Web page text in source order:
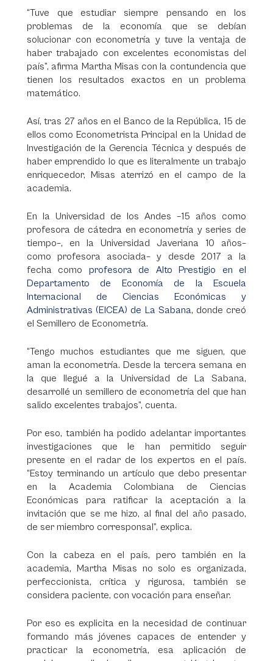
“Tuve que estudiar siempre pensando en los
problemas de la economía que se debían
solucionar con econometría y tuve la ventaja de
haber trabajado con excelentes economistas del
país”, afirma Martha Misas con la contundencia que
tienen los resultados exactos en un problema
matemático.
Así, tras 27 años en el Banco de la República, 15 de
ellos como Econometrista Principal en la Unidad de
Investigación de la Gerencia Técnica y después de
haber emprendido lo que es literalmente un trabajo
enriquecedor, Misas aterrizó en el campo de la
academia.
En la Universidad de los Andes –15 años como
profesora de cátedra en econometría y series de
tiempo–, en la Universidad Javeriana 10 años–
como profesora asociada– y desde 2017 a la
fecha como profesora de Alto Prestigio en el
Departamento de Economía de la Escuela
Internacional de Ciencias Económicas y
Administrativas (EICEA) de La Sabana, donde creó
el Semillero de Econometría.
“Tengo muchos estudiantes que me siguen, que
aman la econometría. Desde la tercera semana en
la que llegué a la Universidad de La Sabana,
desarrollé un semillero de econometría del que han
salido excelentes trabajos”, cuenta.
Por eso, también ha podido adelantar importantes
investigaciones que le han permitido seguir
presente en el radar de los expertos en el país.
“Estoy terminando un artículo que debo presentar
en la Academia Colombiana de Ciencias
Económicas para ratificar la aceptación a la
invitación que se me hizo, al final del año pasado,
de ser miembro corresponsal”, explica.
Con la cabeza en el país, pero también en la
academia, Martha Misas no solo es organizada,
perfeccionista, crítica y rigurosa, también se
considera paciente, con vocación para enseñar.
Por eso es explicita en la necesidad de continuar
formando más jóvenes capaces de entender y
practicar la econometría, esa aplicación de